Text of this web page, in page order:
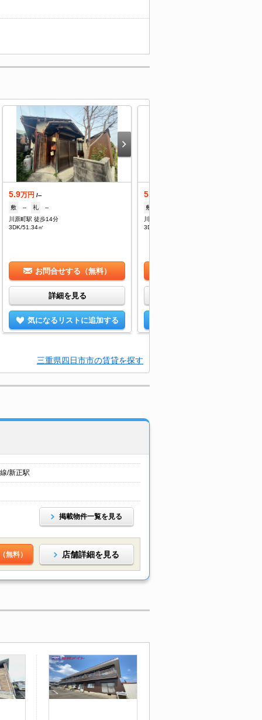
5.9万円 /--
敷
-- 礼
--
川原町駅 徒歩14分
3DK/51.34㎡
お問合せする（無料）
詳細を見る
気になるリストに追加する
5.9
敷
川原町駅 徒歩14分
3DK/51.34㎡
三重県四日市市の賃貸を探す
/新正駅
掲載物件一覧を見る
無料） 店舗詳細を見る